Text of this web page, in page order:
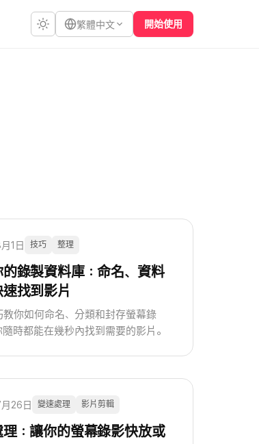
繁體中文 開始使用
1日 技巧 整理
錄製資料庫：命名、資料
找到影片
教你如何命名、分類和封存螢幕錄
時都能在幾秒內找到需要的影片。
26日 變速處理 影片剪輯
：讓你的螢幕錄影快放或